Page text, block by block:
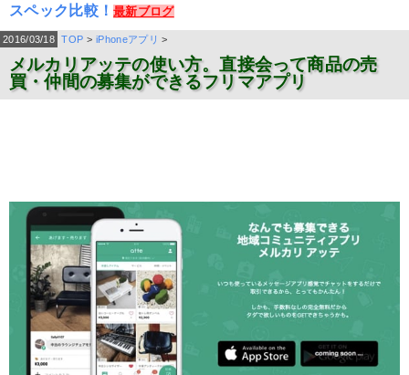
スペック比較！最新ブログ
2016/03/18 TOP > iPhoneアプリ >
メルカリアッテの使い方。直接会って商品の売
買・仲間の募集ができるフリマアプリ